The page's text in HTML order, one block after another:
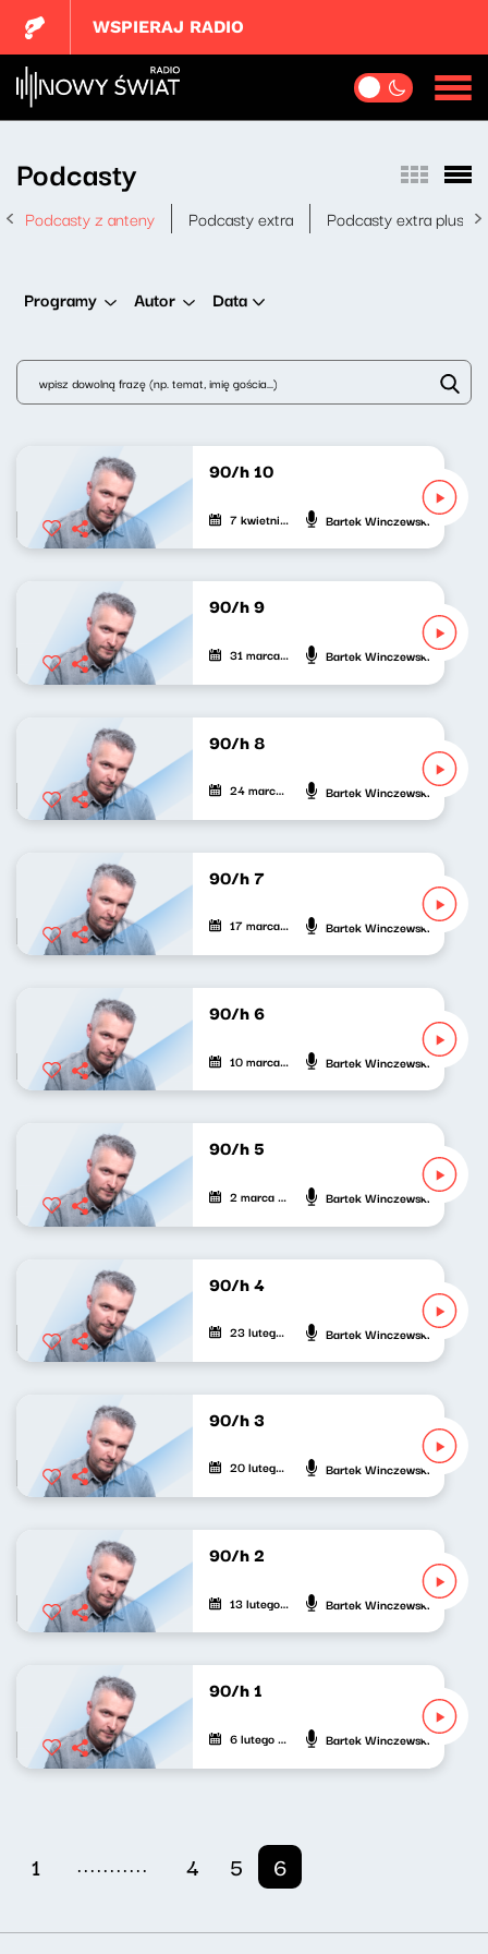
WSPIERAJ RADIO
Podcasty
Podcasty z anteny Podcasty extra Podcasty extra plus
Programy Autor Data
90/h 10
7 kwietnia 2021 Bartek Winczewski
90/h 9
31 marca 2021 Bartek Winczewski
90/h 8
24 marca 2021 Bartek Winczewski
90/h 7
17 marca 2021 Bartek Winczewski
90/h 6
10 marca 2021 Bartek Winczewski
90/h 5
2 marca 2021 Bartek Winczewski
90/h 4
23 lutego 2021 Bartek Winczewski
90/h 3
20 lutego 2021 Bartek Winczewski
90/h 2
13 lutego 2021 Bartek Winczewski
90/h 1
6 lutego 2021 Bartek Winczewski
1 ........... 4 5 6